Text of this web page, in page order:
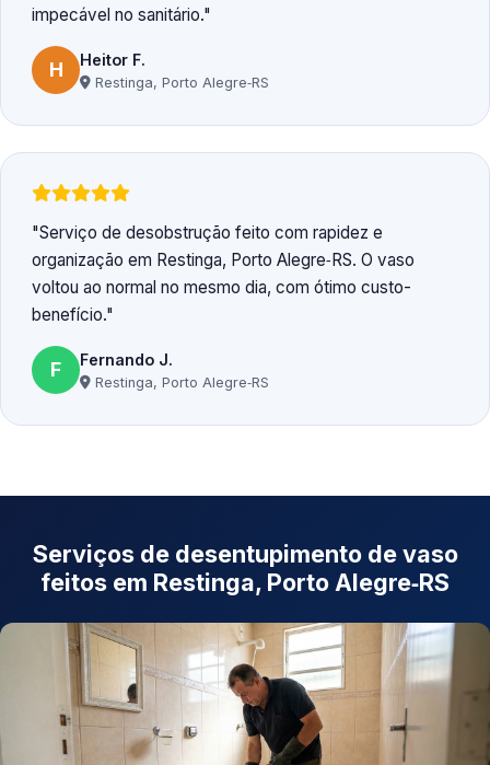
impecável no sanitário.
H Heitor F.
Restinga, Porto Alegre‑RS
Serviço de desobstrução feito com rapidez e
organização em Restinga, Porto Alegre‑RS. O vaso
voltou ao normal no mesmo dia, com ótimo custo-
benefício.
F Fernando J.
Restinga, Porto Alegre‑RS
Serviços de desentupimento de vaso
feitos em Restinga, Porto Alegre‑RS